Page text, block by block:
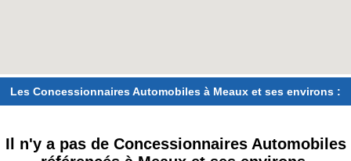
Les Concessionnaires Automobiles à Meaux et ses environs :
Il n'y a pas de Concessionnaires Automobiles